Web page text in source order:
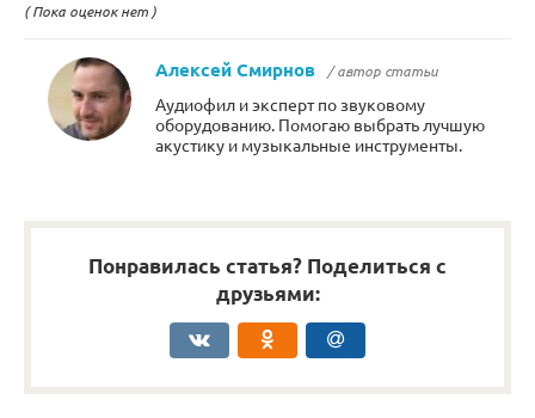
( Пока оценок нет )
Алексей Смирнов / автор статьи
Аудиофил и эксперт по звуковому
оборудованию. Помогаю выбрать лучшую
акустику и музыкальные инструменты.
Понравилась статья? Поделиться с
друзьями: